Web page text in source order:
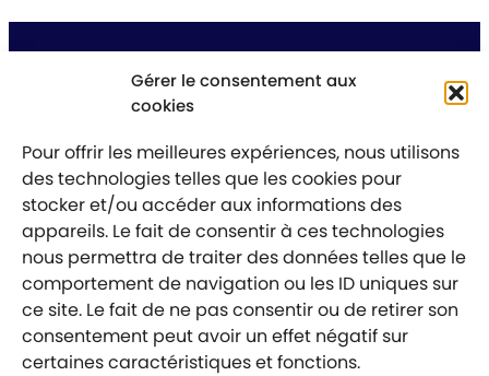
Gérer le consentement aux
cookies
Pour offrir les meilleures expériences, nous utilisons
des technologies telles que les cookies pour
stocker et/ou accéder aux informations des
appareils. Le fait de consentir à ces technologies
nous permettra de traiter des données telles que le
comportement de navigation ou les ID uniques sur
ce site. Le fait de ne pas consentir ou de retirer son
consentement peut avoir un effet négatif sur
certaines caractéristiques et fonctions.
Politique de confidentialité
Labellisé entreprise engagée
Nous suivre
Nous contacter